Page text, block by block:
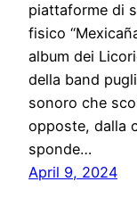
piattaforme di
fisico
album dei
della band
sonoro che
opposte, dalla
sponde…
April 9, 2024